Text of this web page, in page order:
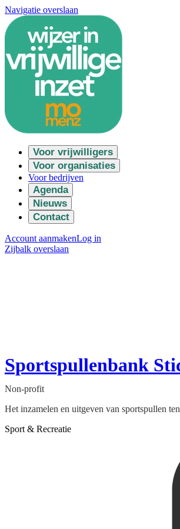
Navigatie overslaan
Voor vrijwilligers
Voor organisaties
Voor bedrijven
Agenda
Nieuws
Contact
Account aanmakenLog in
Zijbalk overslaan
Sportspullenbank
Non-profit
Het inzamelen en uitgeven van sportspullen
Sport & Recreatie